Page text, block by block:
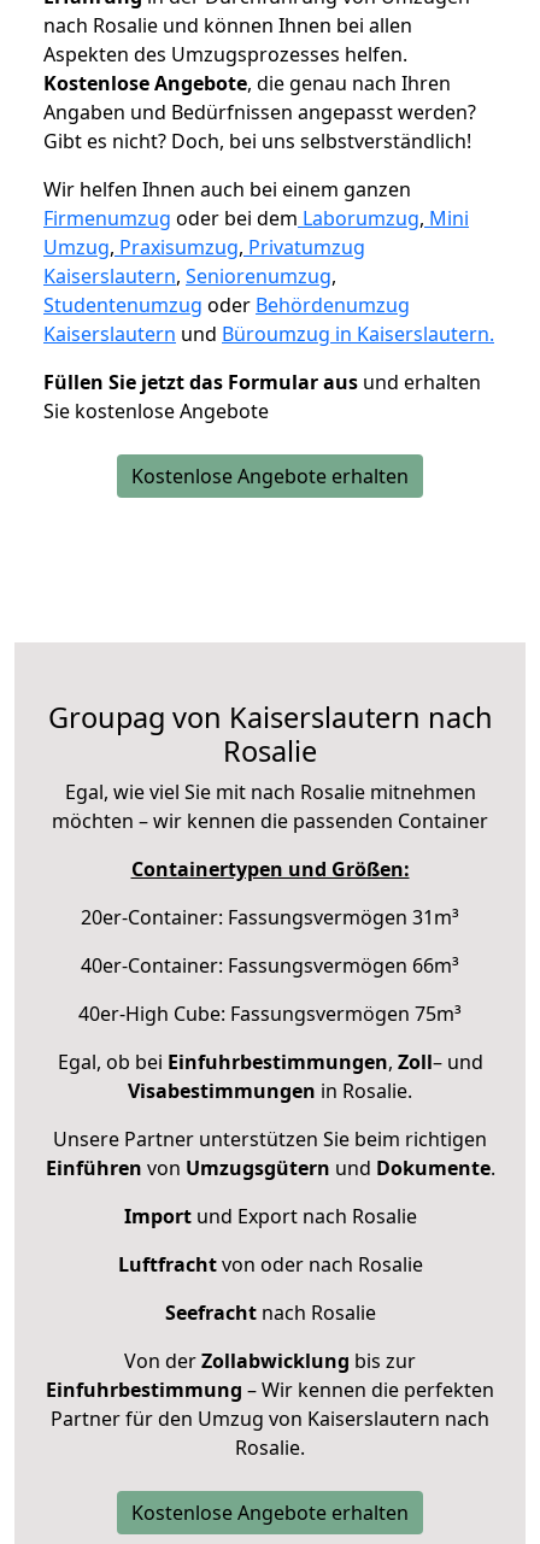
nach Rosalie und können Ihnen bei allen
Aspekten des Umzugsprozesses helfen.
Kostenlose Angebote, die genau nach Ihren
Angaben und Bedürfnissen angepasst werden?
Gibt es nicht? Doch, bei uns selbstverständlich!
Wir helfen Ihnen auch bei einem ganzen
Firmenumzug oder bei dem Laborumzug, Mini
Umzug, Praxisumzug, Privatumzug
Kaiserslautern, Seniorenumzug,
Studentenumzug oder Behördenumzug
Kaiserslautern und Büroumzug in Kaiserslautern.
Füllen Sie jetzt das Formular aus und erhalten
Sie kostenlose Angebote
Kostenlose Angebote erhalten
Groupag von Kaiserslautern nach
Rosalie
Egal, wie viel Sie mit nach Rosalie mitnehmen
möchten – wir kennen die passenden Container
Containertypen und Größen:
20er-Container: Fassungsvermögen 31m³
40er-Container: Fassungsvermögen 66m³
40er-High Cube: Fassungsvermögen 75m³
Egal, ob bei Einfuhrbestimmungen, Zoll– und
Visabestimmungen in Rosalie.
Unsere Partner unterstützen Sie beim richtigen
Einführen von Umzugsgütern und Dokumente.
Importund Export nach Rosalie
Luftfrachtvon oder nach Rosalie
Seefrachtnach Rosalie
Von derZollabwicklung bis zur
Einfuhrbestimmung – Wir kennen die perfekten
Partner für den Umzug von Kaiserslautern nach
Rosalie.
Kostenlose Angebote erhalten